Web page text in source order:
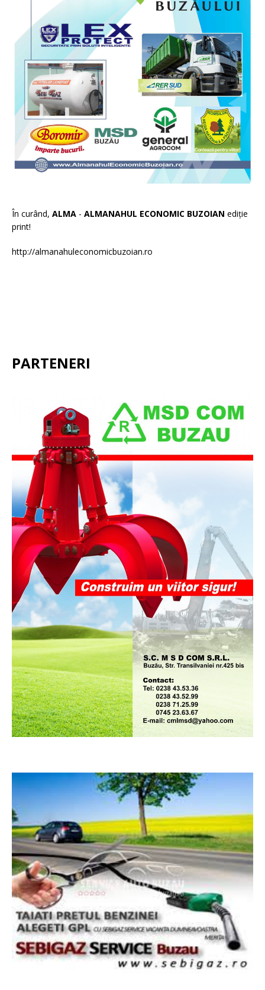
În curând, ALMA - ALMANAHUL ECONOMIC BUZOIAN ediție
print!
http://almanahuleconomicbuzoian.ro
PARTENERI